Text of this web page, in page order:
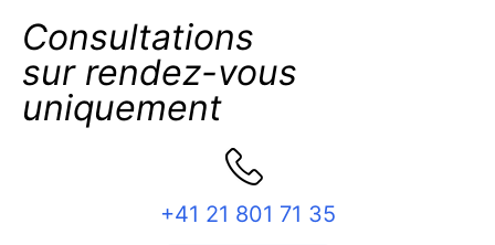
​Consultations
​sur rendez-vous
uniquement
+41 21 801 71 35